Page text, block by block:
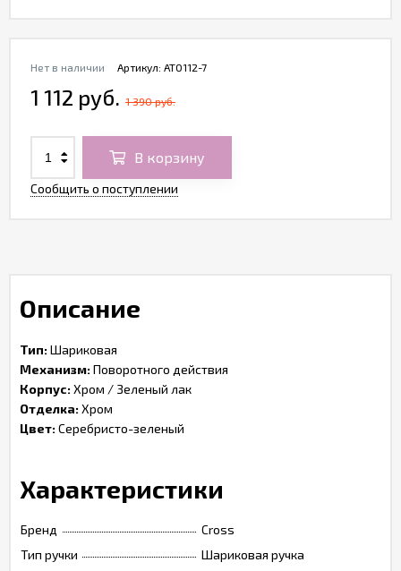
Артикул: AT0112-7
Нет в наличии
1 112 руб. 1 390 руб.
В корзину
Сообщить о поступлении
Описание
Тип:Шариковая
Механизм:Поворотного действия
Корпус:Хром / Зеленый лак
Отделка:Хром
Цвет:Серебристо-зеленый
Характеристики
Бренд
Cross
Тип ручки
Шариковая ручка